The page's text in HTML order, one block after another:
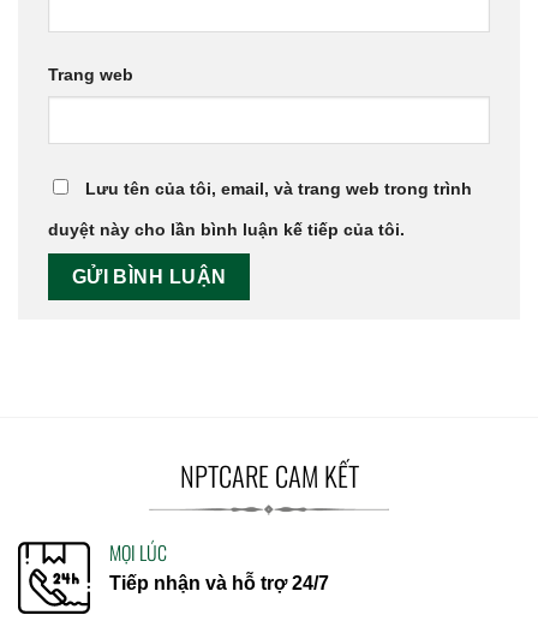
Trang web
Lưu tên của tôi, email, và trang web trong trình
duyệt này cho lần bình luận kế tiếp của tôi.
NPTCARE CAM KẾT
MỌI LÚC
Tiếp nhận và hỗ trợ 24/7